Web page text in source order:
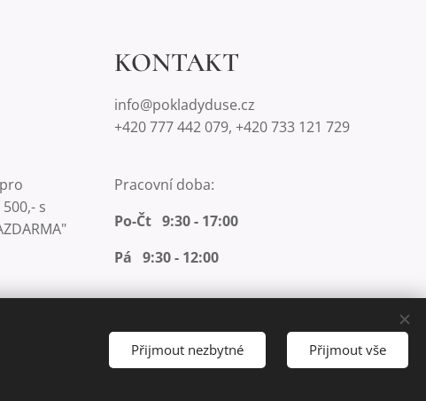
s
KONTAKT
info@pokladyduse.cz
+420 777 442 079, +420 733 121 729
Pracovní doba:
Po-Čt 9:30 - 17:00
Pá 9:30 - 12:00
Měna CZK Kč EUR €
Přijmout nezbytné Přijmout vše